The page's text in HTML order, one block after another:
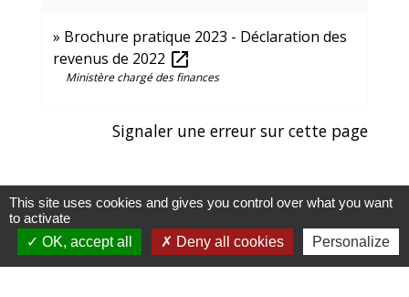
Brochure pratique 2023 - Déclaration des
revenus de 2022 open_in_new
Ministère chargé des finances
Signaler une erreur sur cette page
This site uses cookies and gives you control over what you want
to activate
OK, accept all
Deny all cookies Personalize